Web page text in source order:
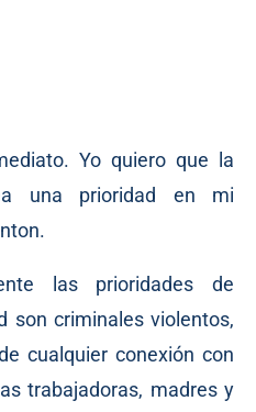
Yo quiero que la
una prioridad en mi
las prioridades de
son criminales violentos,
cualquier conexión con
trabajadoras, madres y